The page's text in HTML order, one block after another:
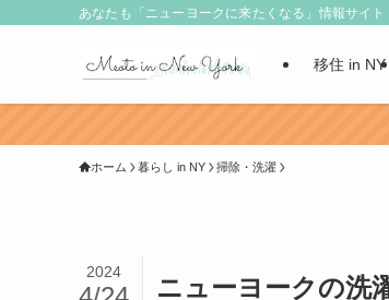
あなたも「ニューヨークに来たくなる」情報サイト
移住 in NY
ホーム 暮らし in NY 掃除・洗濯
ニューヨークの洗
2024